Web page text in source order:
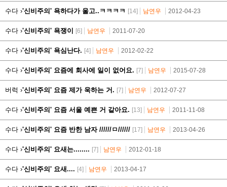
수다 ›'신비주의' 욕하다가 울고..ㅋㅋㅋㅋ [14] 남연우 2012-04-23
수다 ›'신비주의' 욕쟁이 [6] 남연우 2011-07-20
수다 ›'신비주의' 욕심난다. [4] 남연우 2012-02-22
수다 ›'신비주의' 요즘에 회사에 일이 없어요. [7] 남연우 2015-07-28
버럭 ›'신비주의' 요즘 제가 욱하는 거. [7] 남연우 2012-07-27
수다 ›'신비주의' 요즘 서울 예쁜 거 같아요. [13] 남연우 2011-11-08
수다 ›'신비주의' 요즘 반한 남자 //////ㅁ////// [17] 남연우 2013-04-26
수다 ›'신비주의' 요새는........ [7] 남연우 2012-01-18
수다 ›'신비주의' 요새.... [4] 남연우 2013-04-17